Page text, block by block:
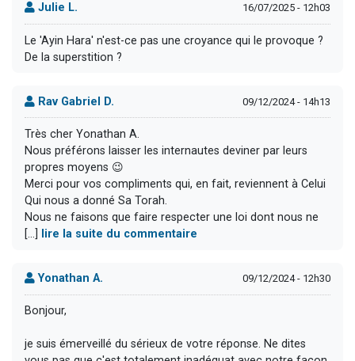
Julie L. 16/07/2025 - 12h03
Le 'Ayin Hara' n'est-ce pas une croyance qui le provoque ?
De la superstition ?
Rav Gabriel D. 09/12/2024 - 14h13
Très cher Yonathan A.
Nous préférons laisser les internautes deviner par leurs
propres moyens 😉
Merci pour vos compliments qui, en fait, reviennent à Celui
Qui nous a donné Sa Torah.
Nous ne faisons que faire respecter une loi dont nous ne
[...]
lire la suite du commentaire
Yonathan A. 09/12/2024 - 12h30
Bonjour,
je suis émerveillé du sérieux de votre réponse. Ne dites